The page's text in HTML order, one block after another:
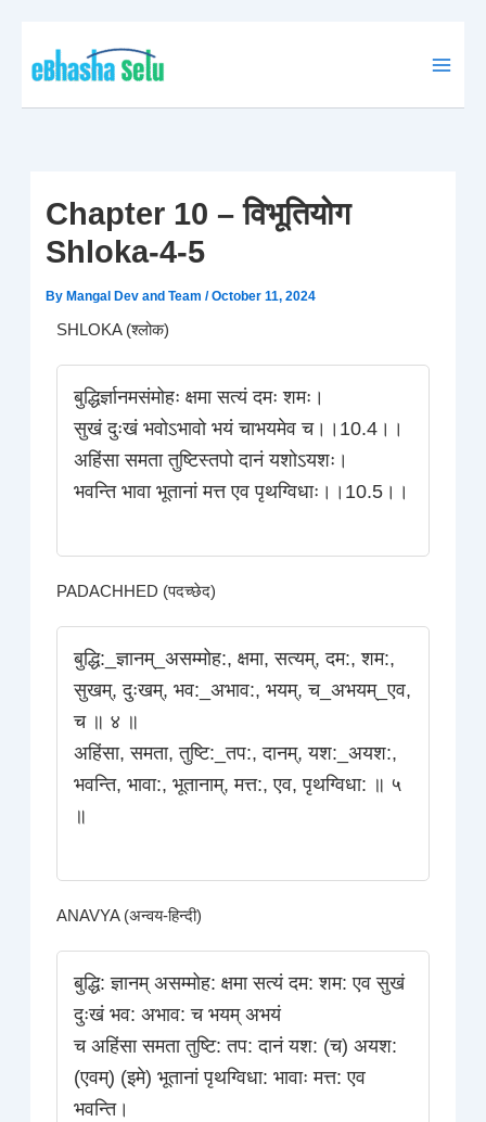
content
Chapter 10 – विभूतियोग
Shloka-4-5
By Mangal Dev and Team/October 11, 2024
SHLOKA (श्लोक)
बुद्धिर्ज्ञानमसंमोहः क्षमा सत्यं दमः शमः।
सुखं दुःखं भवोऽभावो भयं चाभयमेव च।।10.4।।
अहिंसा समता तुष्टिस्तपो दानं यशोऽयशः।
भवन्ति भावा भूतानां मत्त एव पृथग्विधाः।।10.5।।
PADACHHED (पदच्छेद)
बुद्धि:_ज्ञानम्_असम्मोह:, क्षमा, सत्यम्‌, दम:, शम:,
सुखम्‌, दुःखम्‌, भव:_अभाव:, भयम्‌, च_अभयम्_एव,
च ॥ ४ ॥
अहिंसा, समता, तुष्टि:_तप:, दानम्‌, यश:_अयश:,
भवन्ति, भावा:, भूतानाम्‌, मत्त:, एव, पृथग्विधा: ॥ ५
॥
ANAVYA (अन्वय-हिन्दी)
बुद्धि: ज्ञानम् असम्मोह: क्षमा सत्यं दम: शम: एव सुखं
दुःखं भव: अभाव: च भयम् अभयं
च अहिंसा समता तुष्टि: तप: दानं यश: (च) अयश:
(एवम्) (इमे) भूतानां पृथग्विधा: भावाः मत्त: एव
भवन्ति।